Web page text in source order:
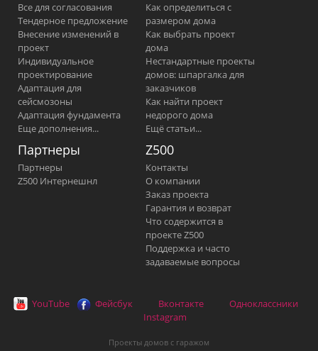
Все для согласования
Тендерное предложение
Внесение изменений в
проект
Индивидуальное
проектирование
Адаптация для
сейсмозоны
Адаптация фундамента
Еще дополнения...
Как определиться с
размером дома
Как выбрать проект
дома
Нестандартные проекты
домов: шпаргалка для
заказчиков
Как найти проект
недорого дома
Ещё статьи...
Партнеры
Партнеры
Z500 Интернешнл
Z500
Контакты
О компании
Заказ проекта
Гарантия и возврат
Что содержится в
проекте Z500
Поддержка и часто
задаваемые вопросы
YouTube Фейсбук Вконтакте
Одноклассники
Instagram
Проекты домов с гаражом